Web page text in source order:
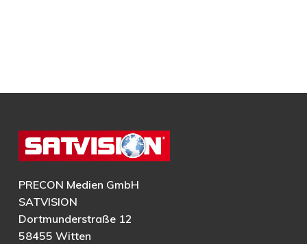
PRECON Medien GmbH
SATVISION
Dortmunderstraße 12
58455 Witten